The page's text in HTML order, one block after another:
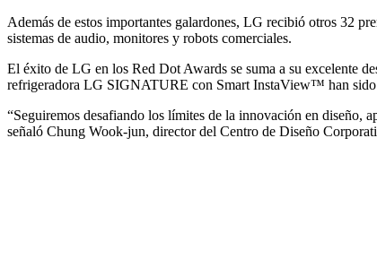
Además de estos importantes galardones, LG recibió otros 32
sistemas de audio, monitores y robots comerciales.
El éxito de LG en los Red Dot Awards se suma a su excelente
refrigeradora LG SIGNATURE con Smart InstaView™ han sido
“Seguiremos desafiando los límites de la innovación en diseño,
señaló Chung Wook-jun, director del Centro de Diseño